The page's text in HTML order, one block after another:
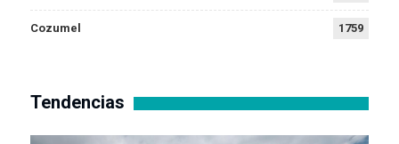
Cozumel 1759
Tendencias